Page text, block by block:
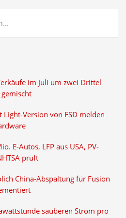
im Juli um zwei Drittel
gemischt
Version von FSD melden
E-Autos, LFP aus USA, PV-
prüft
China-Abspaltung für Fusion
sauberen Strom pro